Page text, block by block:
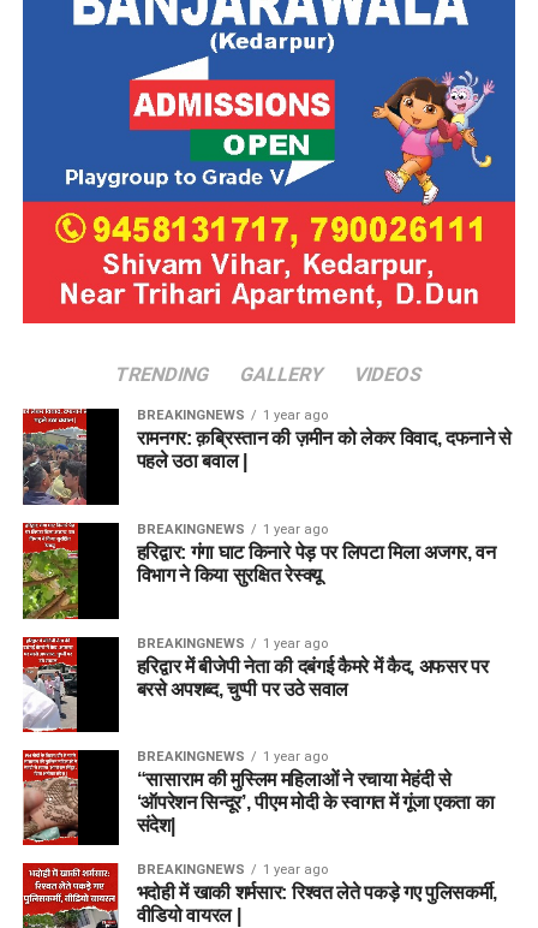
TRENDING GALLERY VIDEOS
BREAKINGNEWS 1 year ago
रामनगर: क़ब्रिस्तान की ज़मीन को लेकर विवाद, दफनाने से
पहले उठा बवाल |
BREAKINGNEWS 1 year ago
हरिद्वार: गंगा घाट किनारे पेड़ पर लिपटा मिला अजगर, वन
विभाग ने किया सुरक्षित रेस्क्यू
BREAKINGNEWS 1 year ago
हरिद्वार में बीजेपी नेता की दबंगई कैमरे में कैद, अफसर पर
बरसे अपशब्द, चुप्पी पर उठे सवाल
BREAKINGNEWS 1 year ago
“सासाराम की मुस्लिम महिलाओं ने रचाया मेहंदी से
‘ऑपरेशन सिन्दूर’, पीएम मोदी के स्वागत में गूंजा एकता का
संदेश|
BREAKINGNEWS 1 year ago
भदोही में खाकी शर्मसार: रिश्वत लेते पकड़े गए पुलिसकर्मी,
वीडियो वायरल |